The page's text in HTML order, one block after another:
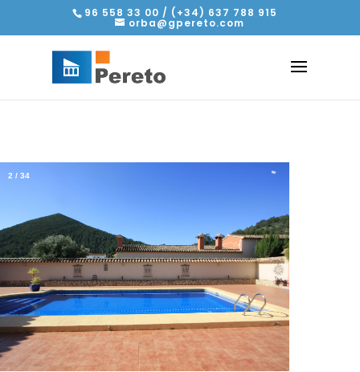
96 558 33 00 / (+34) 637 788 915
orba@gpereto.com
2 / 34